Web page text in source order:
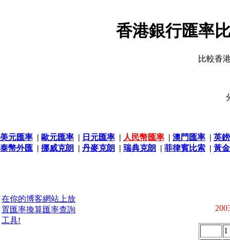
香港銀行匯率
比較香
美元匯率 | 歐元匯率 | 日元匯率 | 人民幣匯率 | 澳門匯率 | 英
泰幣外匯 | 挪威克朗 | 丹麥克朗 | 瑞典克朗 | 菲律賓比索 | 黃
在你的博客網站上放
置匯率換算匯率查詢
工具!
1